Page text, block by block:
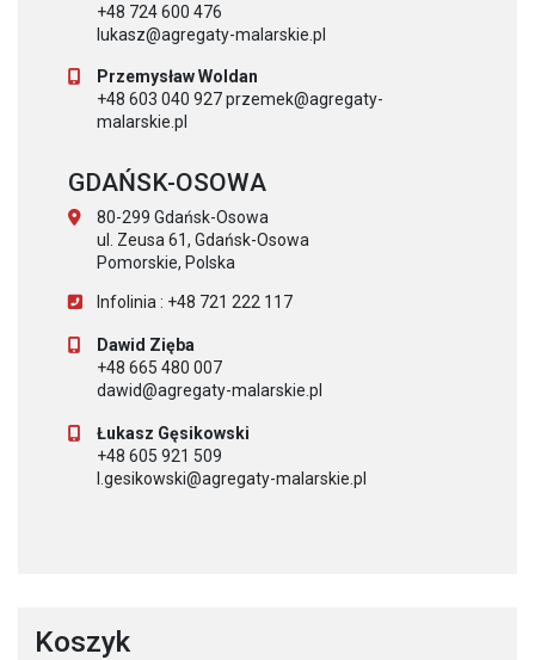
+48 724 600 476
lukasz@agregaty-malarskie.pl
Przemysław Woldan
+48 603 040 927 przemek@agregaty-
malarskie.pl
GDAŃSK-OSOWA
80-299 Gdańsk-Osowa
ul. Zeusa 61, Gdańsk-Osowa
Pomorskie, Polska
Infolinia : +48 721 222 117
Dawid Zięba
+48 665 480 007
dawid@agregaty-malarskie.pl
Łukasz Gęsikowski
+48 605 921 509
l.gesikowski@agregaty-malarskie.pl
Koszyk